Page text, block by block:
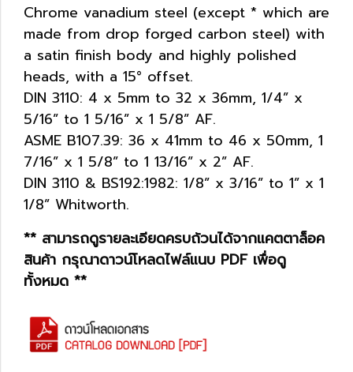
Chrome vanadium steel (except * which are
made from drop forged carbon steel) with
a satin finish body and highly polished
heads, with a 15° offset.
DIN 3110: 4 x 5mm to 32 x 36mm, 1/4” x
5/16” to 1 5/16” x 1 5/8” AF.
ASME B107.39: 36 x 41mm to 46 x 50mm, 1
7/16” x 1 5/8” to 1 13/16” x 2” AF.
DIN 3110 & BS192:1982: 1/8” x 3/16” to 1” x 1
1/8” Whitworth.
** สามารถดูรายละเอียดครบถ้วนได้จากแคตตาล็อค
สินค้า กรุณาดาวน์โหลดไฟล์แนบ PDF เพื่อดู
ทั้งหมด **